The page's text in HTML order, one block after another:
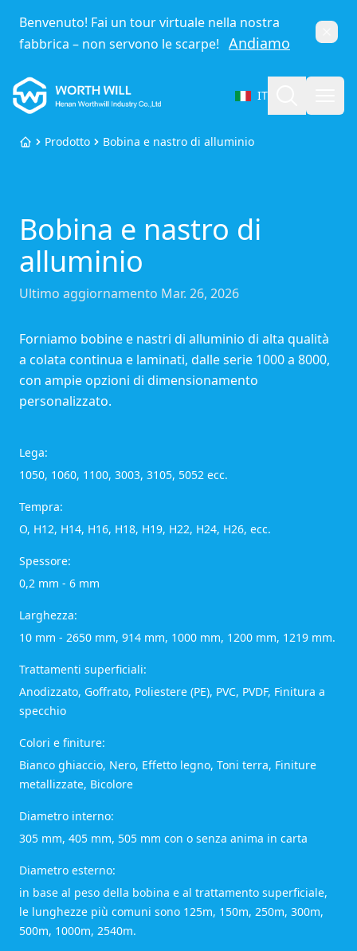
Benvenuto! Fai un tour virtuale nella nostra
fabbrica – non servono le scarpe! Andiamo Chiudi
Worthwill
IT
Seleziona lingua
HomeProdotto Bobina e nastro di alluminio
Bobina e nastro di
alluminio
Ultimo aggiornamento Mar. 26, 2026
Forniamo bobine e nastri di alluminio di alta qualità
a colata continua e laminati, dalle serie 1000 a 8000,
con ampie opzioni di dimensionamento
personalizzato.
Lega:
1050, 1060, 1100, 3003, 3105, 5052 ecc.
Tempra:
O, H12, H14, H16, H18, H19, H22, H24, H26, ecc.
Spessore:
0,2 mm - 6 mm
Larghezza:
10 mm - 2650 mm, 914 mm, 1000 mm, 1200 mm, 1219 mm.
Trattamenti superficiali:
Anodizzato, Goffrato, Poliestere (PE), PVC, PVDF, Finitura a
specchio
Colori e finiture:
Bianco ghiaccio, Nero, Effetto legno, Toni terra, Finiture
metallizzate, Bicolore
Diametro interno:
305 mm, 405 mm, 505 mm con o senza anima in carta
Diametro esterno:
in base al peso della bobina e al trattamento superficiale,
le lunghezze più comuni sono 125m, 150m, 250m, 300m,
500m, 1000m, 2540m.